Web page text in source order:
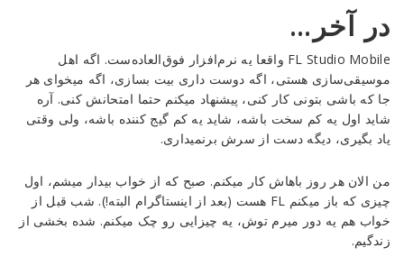
در آخر…
FL Studio Mobile واقعا یه نرم‌افزار فوق‌العاده‌ست. اگه اهل
موسیقی‌سازی هستی، اگه دوست داری بیت بسازی، اگه میخوای هر
جا که باشی بتونی کار کنی، پیشنهاد میکنم حتما امتحانش کنی. آره
شاید اول یه کم سخت باشه، شاید یه کم گیج کننده باشه، ولی وقتی
یاد بگیری، دیگه دست از سرش برنمیداری.
من الان هر روز باهاش کار میکنم. صبح که از خواب بیدار میشم، اول
چیزی که باز میکنم FL هست (بعد از اینستاگرام البته!). شب قبل از
خواب هم یه دور میرم توش، یه چیزایی رو چک میکنم. شده بخشی از
زندگیم.